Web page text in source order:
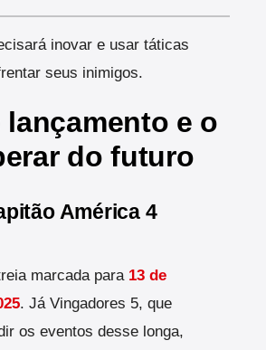
inovar e usar táticas
seus inimigos.
lançamento e o
do futuro
América 4
marcada para 13 de
. Já Vingadores 5, que
os eventos desse longa,